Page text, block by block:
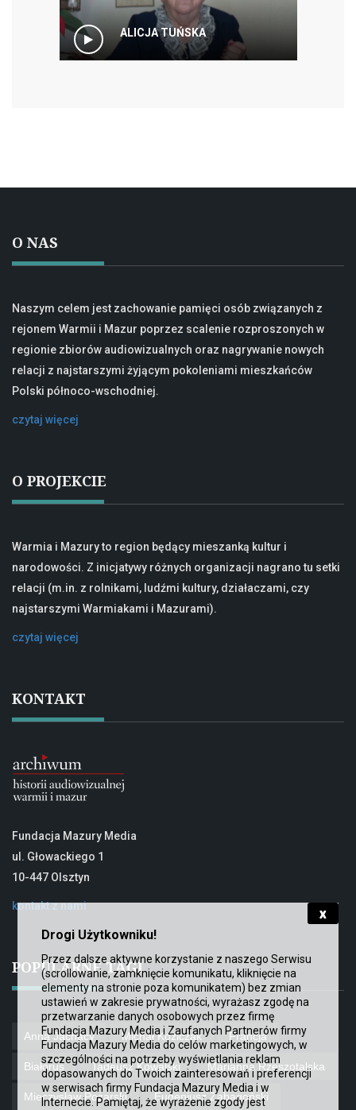
ALICJA TUŃSKA
O NAS
Naszym celem jest zachowanie pamięci osób związanych z
rejonem Warmii i Mazur poprzez scalenie rozproszonych w
regionie zbiorów audiowizualnych oraz nagrywanie nowych
relacji z najstarszymi żyjącym pokoleniami mieszkańców
Polski północo-wschodniej.
czytaj więcej
O PROJEKCIE
Warmia i Mazury to region będący mieszanką kultur i
narodowości. Z inicjatywy różnych organizacji nagrano tu setki
relacji (m.in. z rolnikami, ludźmi kultury, działaczami, czy
najstarszymi Warmiakami i Mazurami).
czytaj więcej
KONTAKT
Fundacja Mazury Media
ul. Głowackiego 1
10-447 Olsztyn
kontakt z nami
POPULARNE TAGI
Anna Jachacy Michał Koziczak Francja
Białoruś Tadeusz Kowalski Marianna Rzeszotalska
Mieczysław Pożarski Eugeniusz Zabagoński
Drogi Użytkowniku!
x
Przez dalsze aktywne korzystanie z naszego Serwisu
(scrollowanie, zamknięcie komunikatu, kliknięcie na
elementy na stronie poza komunikatem) bez zmian
ustawień w zakresie prywatności, wyrażasz zgodę na
przetwarzanie danych osobowych przez firmę
Fundacja Mazury Media i Zaufanych Partnerów firmy
Fundacja Mazury Media do celów marketingowych, w
szczególności na potrzeby wyświetlania reklam
dopasowanych do Twoich zainteresowań i preferencji
w serwisach firmy Fundacja Mazury Media i w
Internecie. Pamiętaj, że wyrażenie zgody jest